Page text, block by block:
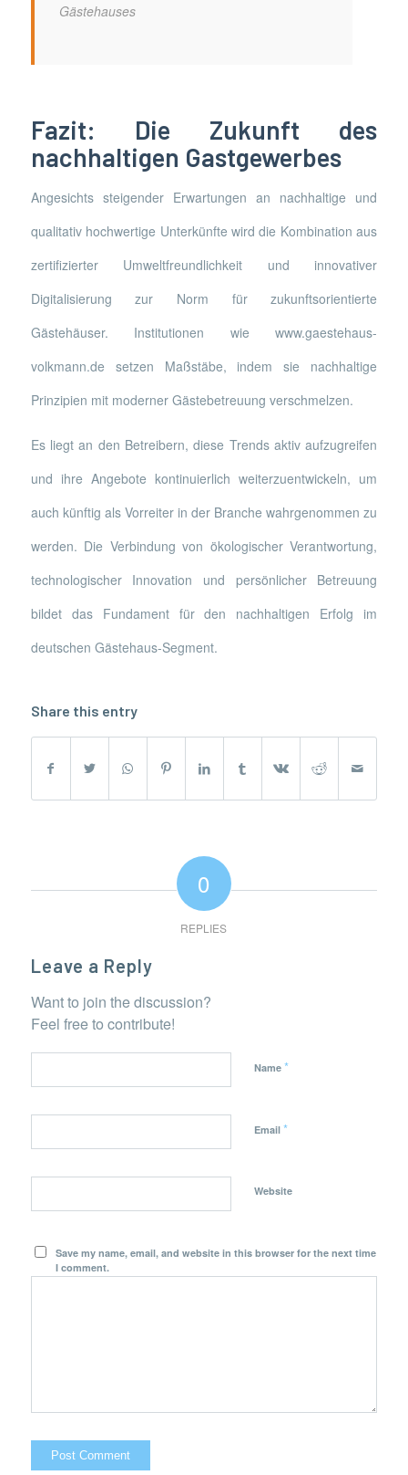
Gästehauses
Fazit: Die Zukunft des
nachhaltigen Gastgewerbes
Angesichts steigender Erwartungen an nachhaltige und
qualitativ hochwertige Unterkünfte wird die Kombination aus
zertifizierter Umweltfreundlichkeit und innovativer
Digitalisierung zur Norm für zukunftsorientierte
Gästehäuser. Institutionen wie www.gaestehaus-
volkmann.de setzen Maßstäbe, indem sie nachhaltige
Prinzipien mit moderner Gästebetreuung verschmelzen.
Es liegt an den Betreibern, diese Trends aktiv aufzugreifen
und ihre Angebote kontinuierlich weiterzuentwickeln, um
auch künftig als Vorreiter in der Branche wahrgenommen zu
werden. Die Verbindung von ökologischer Verantwortung,
technologischer Innovation und persönlicher Betreuung
bildet das Fundament für den nachhaltigen Erfolg im
deutschen Gästehaus-Segment.
Share this entry
0
REPLIES
Leave a Reply
Want to join the discussion?
Feel free to contribute!
Name *
Email *
Website
Save my name, email, and website in this browser for the next time
I comment.